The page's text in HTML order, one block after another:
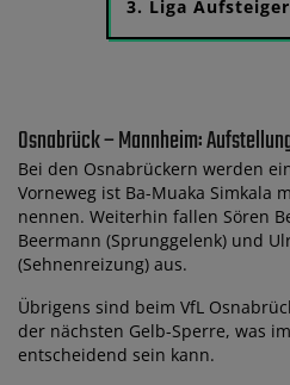
3. Liga
Osnabrück – Mannheim:
Bei den Osnabrückern werden
Vorneweg ist Ba-Muaka Simkala
nennen. Weiterhin fallen Sören
Beermann (Sprunggelenk) und
(Sehnenreizung) aus.
Übrigens sind beim VfL
der nächsten Gelb-Sperre, was
entscheidend sein kann.